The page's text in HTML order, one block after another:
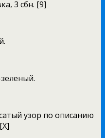
3 сбн. [9]
узор по описанию